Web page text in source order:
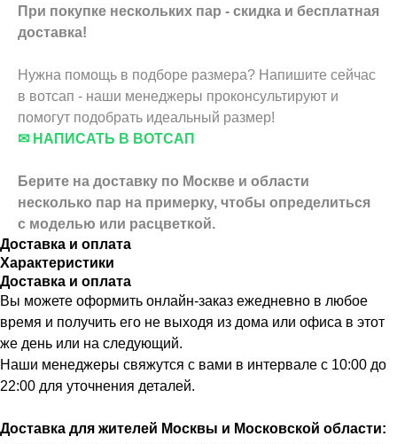
При покупке нескольких пар - скидка и бесплатная
доставка!
Нужна помощь в подборе размера? Напишите сейчас
в вотсап - наши менеджеры проконсультируют и
помогут подобрать идеальный размер!
✉ НАПИСАТЬ В ВОТСАП
Берите на доставку по Москве и области
несколько пар на примерку, чтобы определиться
с моделью или расцветкой.
Доставка и оплата
Характеристики
Доставка и оплата
Вы можете оформить онлайн-заказ ежедневно в любое
время и получить его не выходя из дома или офиса в этот
же день или на следующий.
Наши менеджеры свяжутся с вами в интервале с 10:00 до
22:00 для уточнения деталей.
Доставка для жителей Москвы и Московской области: